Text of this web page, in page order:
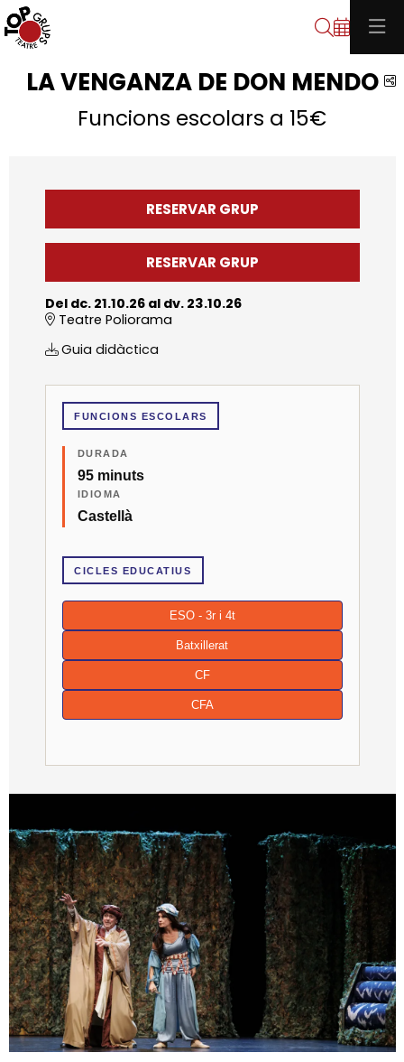
Cerca
LA VENGANZA DE DON MENDO
Funcions escolars a 15€
RESERVAR GRUP
RESERVAR GRUP
Del dc. 21.10.26al dv. 23.10.26
Teatre Poliorama
Guia didàctica
FUNCIONS ESCOLARS
DURADA
95 minuts
IDIOMA
Castellà
CICLES EDUCATIUS
ESO - 3r i 4t
Batxillerat
CF
CFA